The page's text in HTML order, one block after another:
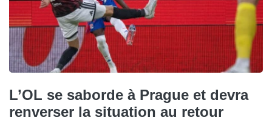
L’OL se saborde à Prague et devra
renverser la situation au retour